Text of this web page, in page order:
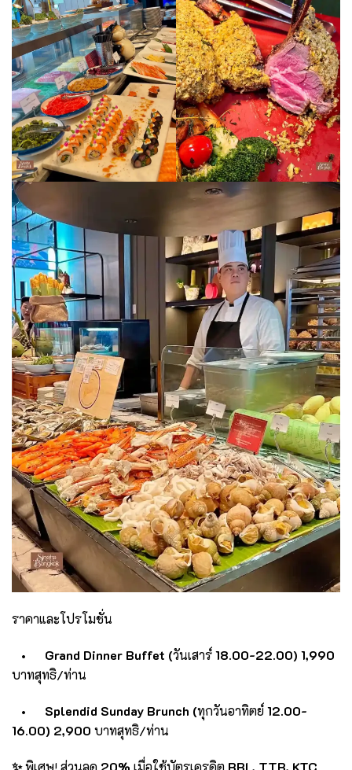
ราคาและโปรโมชั่น
• Grand Dinner Buffet (วันเสาร์18.00-22.00) 1,990
บาทสุทธิ/ท่าน
• Splendid Sunday Brunch (ทุกวันอาทิตย์12.00-
16.00) 2,900 บาทสุทธิ/ท่าน
✨พิเศษ! ส่วนลด 20% เมื่อใช้บัตรเครดิต BBL, TTB, KTC